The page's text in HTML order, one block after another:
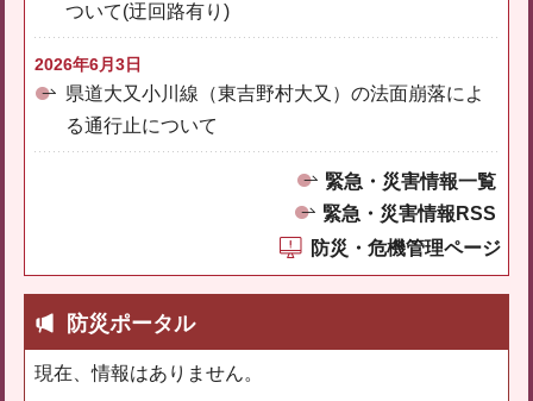
ついて(迂回路有り)
2026年6月3日
県道大又小川線（東吉野村大又）の法面崩落によ
る通行止について
緊急・災害情報一覧
緊急・災害情報RSS
防災・危機管理ページ
防災ポータル
現在、情報はありません。